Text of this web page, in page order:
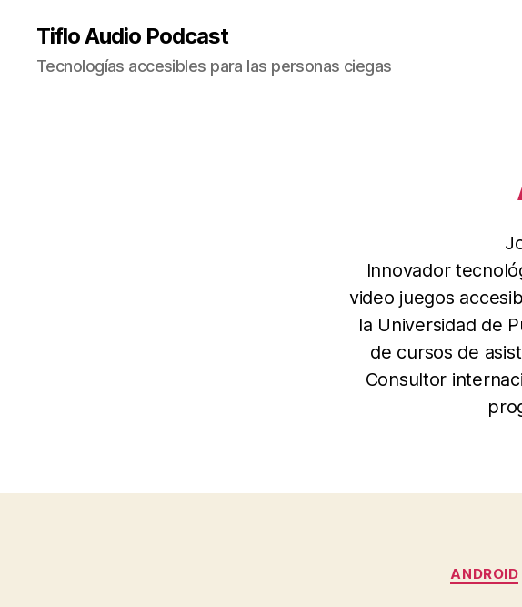
Tiflo Audio Podcast
Tecnologías accesibles para las personas ciegas
Innovador
video juegos
la Universidad de
de cursos de
Consultor
ANDROID